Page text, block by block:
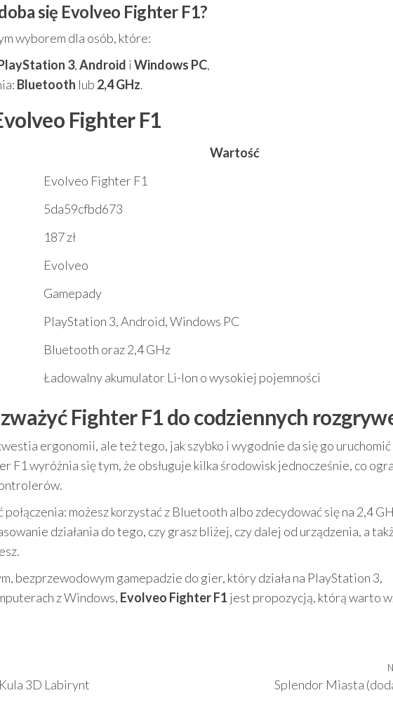
się Evolveo Fighter F1?
wyborem dla osób, które:
3,Android i Windows PC,
Bluetooth lub 2,4 GHz.
Fighter F1
Wartość
Evolveo Fighter F1
5da59cfbd673
187 zł
Evolveo
Gamepady
PlayStation 3, Android, Windows PC
Bluetooth oraz 2,4 GHz
Ładowalny akumulator Li-Ion o wysokiej pojemności
Fighter F1 do codziennych
ergonomii, ale też tego, jak szybko i wygodnie da się go uruchomić
F1 wyróżnia się tym, że obsługuje kilka środowisk jednocześnie, co
możesz korzystać z Bluetooth albo zdecydować się na 2,4
działania do tego, czy grasz bliżej, czy dalej od urządzenia, a
bezprzewodowym gamepadzie do gier, który działa na PlayStation 3,
z Windows, Evolveo Fighter F1 jest propozycją, którą warto
3D Labirynt
Splendor Miasta